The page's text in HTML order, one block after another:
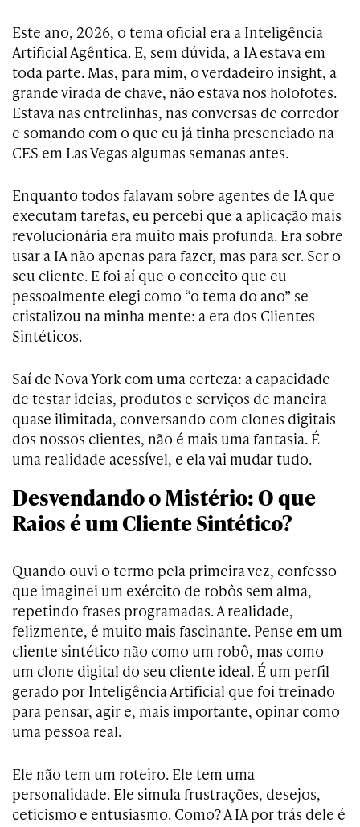
Este ano, 2026, o tema oficial era a Inteligência
Artificial Agêntica. E, sem dúvida, a IA estava em
toda parte. Mas, para mim, o verdadeiro insight, a
grande virada de chave, não estava nos holofotes.
Estava nas entrelinhas, nas conversas de corredor
e somando com o que eu já tinha presenciado na
CES em Las Vegas algumas semanas antes.
Enquanto todos falavam sobre agentes de IA que
executam tarefas, eu percebi que a aplicação mais
revolucionária era muito mais profunda. Era sobre
usar a IA não apenas para fazer, mas para ser. Ser o
seu cliente. E foi aí que o conceito que eu
pessoalmente elegi como “o tema do ano” se
cristalizou na minha mente: a era dos Clientes
Sintéticos.
Saí de Nova York com uma certeza: a capacidade
de testar ideias, produtos e serviços de maneira
quase ilimitada, conversando com clones digitais
dos nossos clientes, não é mais uma fantasia. É
uma realidade acessível, e ela vai mudar tudo.
Desvendando o Mistério: O que
Raios é um Cliente Sintético?
Quando ouvi o termo pela primeira vez, confesso
que imaginei um exército de robôs sem alma,
repetindo frases programadas. A realidade,
felizmente, é muito mais fascinante. Pense em um
cliente sintético não como um robô, mas como
um clone digital do seu cliente ideal. É um perfil
gerado por Inteligência Artificial que foi treinado
para pensar, agir e, mais importante, opinar como
uma pessoa real.
Ele não tem um roteiro. Ele tem uma
personalidade. Ele simula frustrações, desejos,
ceticismo e entusiasmo. Como? A IA por trás dele é